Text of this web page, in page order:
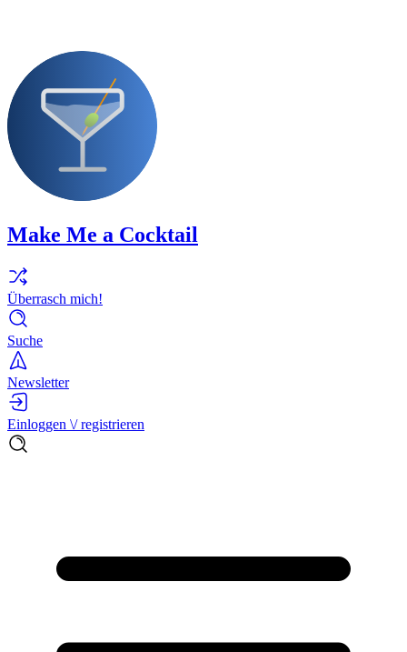
Make Me a Cocktail
Überrasch mich!
Suche
Newsletter
Einloggen \/ registrieren